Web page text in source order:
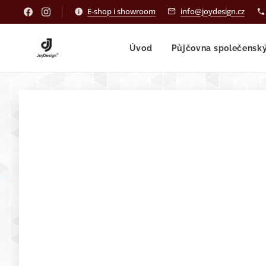
E-shop i showroom info@joydesign.cz
Úvod Půjčovna